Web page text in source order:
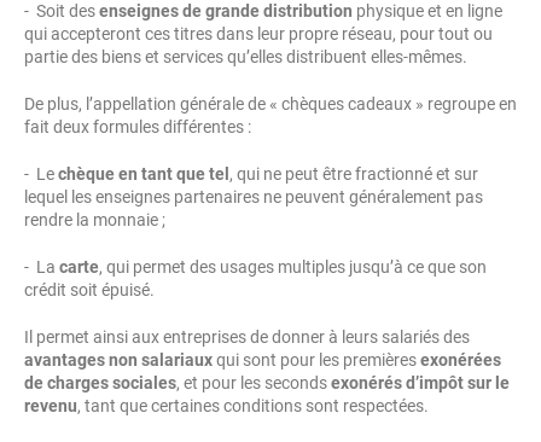
- Soit desenseignes de grande distribution physique et en ligne
qui accepteront ces titres dans leur propre réseau, pour tout ou
partie des biens et services qu’elles distribuent elles-mêmes.
De plus, l’appellation générale de « chèques cadeaux » regroupe en
fait deux formules différentes :
- Lechèque en tant que tel , qui ne peut être fractionné et sur
lequel les enseignes partenaires ne peuvent généralement pas
rendre la monnaie ;
- La carte, qui permet des usages multiples jusqu’à ce que son
crédit soit épuisé.
Il permet ainsi aux entreprises de donner à leurs salariés des
avantages non salariauxqui sont pour les premièresexonérées
de charges sociales, et pour les secondsexonérés d’impôt sur le
revenu, tant que certaines conditions sont respectées.